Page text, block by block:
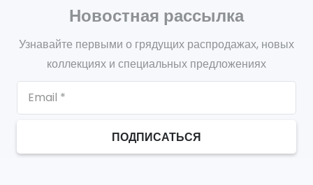
Новостная рассылка
Узнавайте первыми о грядущих распродажах, новых
коллекциях и специальных предложениях
ПОДПИСАТЬСЯ